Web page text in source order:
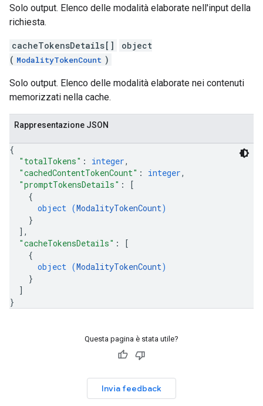
Solo output. Elenco delle modalità elaborate nell'input della
richiesta.
cacheTokensDetails[]
object
( ModalityTokenCount )
Solo output. Elenco delle modalità elaborate nei contenuti
memorizzati nella cache.
Rappresentazione JSON
{
"totalTokens" : integer,
"cachedContentTokenCount" : integer,
"promptTokensDetails" :
[
{
object (ModalityTokenCount)
}
] ,
"cacheTokensDetails" :
[
{
object (ModalityTokenCount)
}
]
}
Questa pagina è stata utile?
Invia feedback